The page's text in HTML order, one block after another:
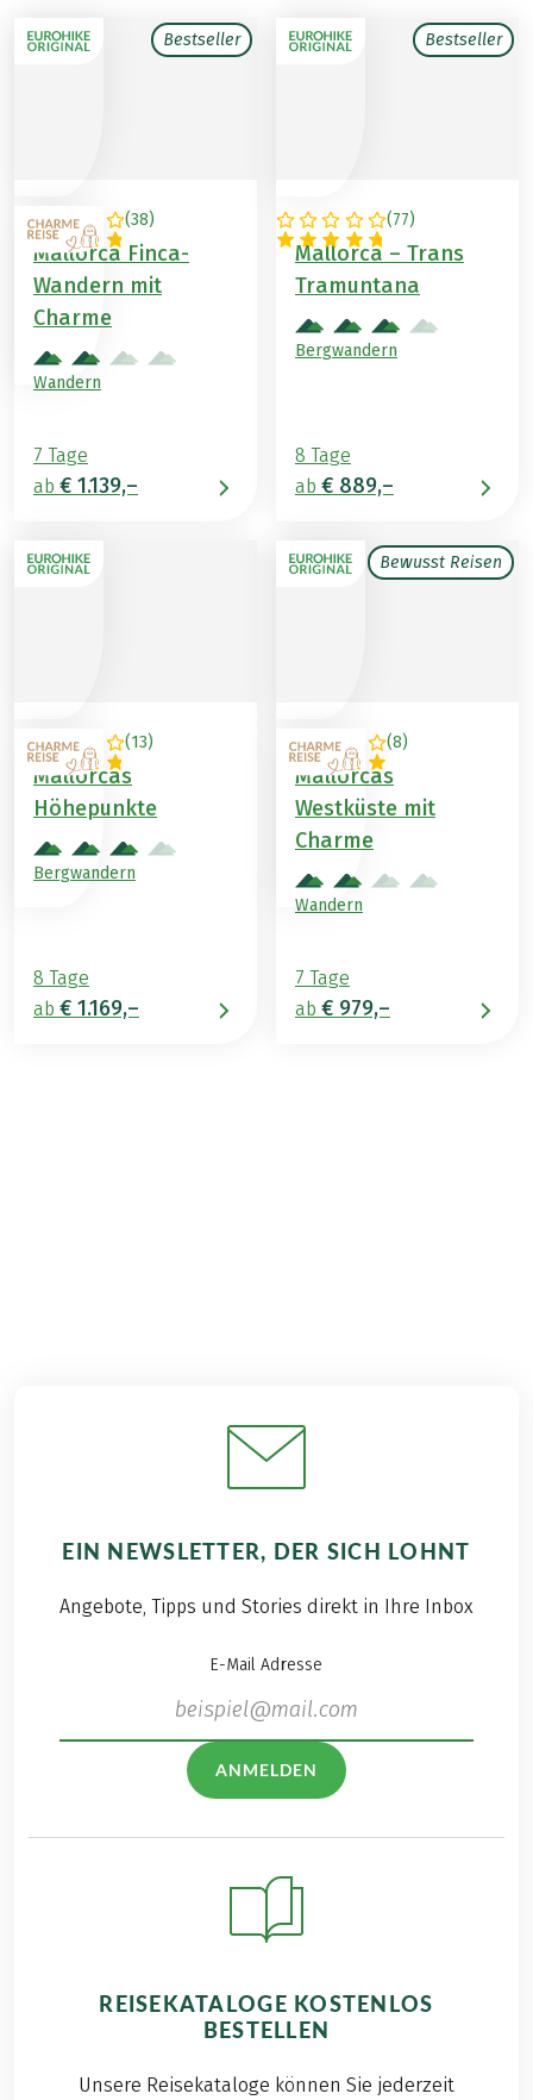
Bestseller
(38)
SPANIEN
Mallorca Finca-
Wandern mit
Charme
Wandern
7 Tage
ab € 1.139,–
Bestseller
(77)
SPANIEN
Mallorca – Trans
Tramuntana
Bergwandern
8 Tage
ab € 889,–
(13)
SPANIEN
Mallorcas
Höhepunkte
Bergwandern
8 Tage
ab € 1.169,–
Bewusst Reisen
(8)
SPANIEN
Mallorcas
Westküste mit
Charme
Wandern
7 Tage
ab € 979,–
EIN NEWSLETTER, DER SICH LOHNT
Angebote, Tipps und Stories direkt in Ihre Inbox
E-Mail Adresse
ANMELDEN
REISEKATALOGE KOSTENLOS
BESTELLEN
Unsere Reisekataloge können Sie jederzeit